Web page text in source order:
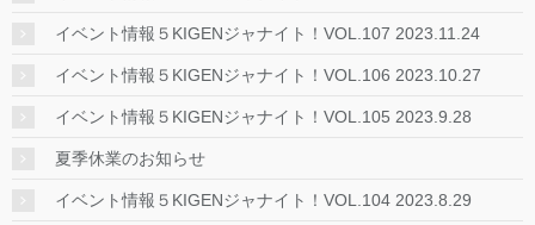
イベント情報５KIGENジャナイト！VOL.107 2023.11.24
イベント情報５KIGENジャナイト！VOL.106 2023.10.27
イベント情報５KIGENジャナイト！VOL.105 2023.9.28
夏季休業のお知らせ
イベント情報５KIGENジャナイト！VOL.104 2023.8.29